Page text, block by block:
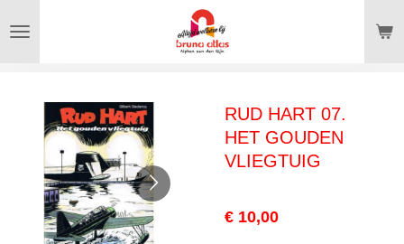
direct
hoofdinhoud
RUD HART 07.
HET GOUDEN
VLIEGTUIG
€ 10,00